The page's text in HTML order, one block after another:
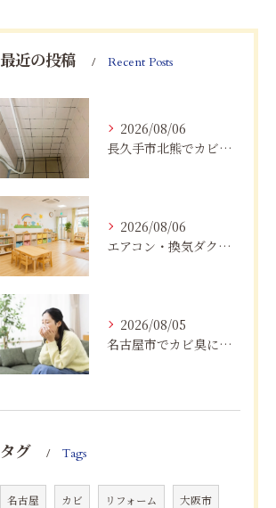
最近の投稿 Recent Posts
2026/08/06
長久手市北熊でカビに悩む方へ｜健康被害を防ぐための対策とは
2026/08/06
エアコン・換気ダクトのカビ臭を根本改善する方法
2026/08/05
名古屋市でカビ臭にお困りの方へ｜原因を根本解決するカビ取り・防カビ対策とは
タグ Tags
名古屋 カビ リフォーム 大阪市